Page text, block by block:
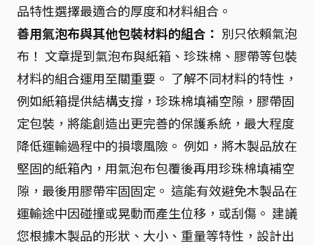
品特性選擇最適合的厚度和材料組合。
善用氣泡布與其他包裝材料的組合： 別只依賴氣泡
布！ 文章提到氣泡布與紙箱、珍珠棉、膠帶等包裝
材料的組合運用至關重要。 了解不同材料的特性，
例如紙箱提供結構支撐，珍珠棉填補空隙，膠帶固
定包裝，將能創造出更完善的保護系統，最大程度
降低運輸過程中的損壞風險。 例如，將木製品放在
堅固的紙箱內，用氣泡布包覆後再用珍珠棉填補空
隙，最後用膠帶牢固固定。 這能有效避免木製品在
運輸途中因碰撞或晃動而產生位移，或刮傷。 建議
您根據木製品的形狀、大小、重量等特性，設計出